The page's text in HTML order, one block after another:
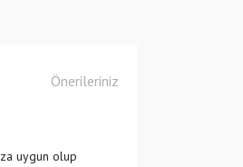
Önerileriniz
uygun olup